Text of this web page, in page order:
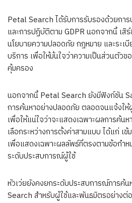
Petal Search ได้รับการรับรองด้วยกา
และการปฏิบัติตาม GDPR นอกจากนี้ เสิ
นโยบายความปลอดภัย กฎหมาย และระเ
บริการ เพื่อให้มั่นใจว่าความเป็นส่วนตัวข
คุ้มครอง
นอกจากนี้ Petal Search ยังมีฟังก์ชัน
การค้นหาอย่างปลอดภัย ตลอดจนแจ้งให้
เพื่อให้แน่ใจว่าจะแสดงเฉพาะผลการค้น
เลือกระหว่างการตั้งค่าสามแบบ ได้แก่ เ
เพื่อแสดงเฉพาะผลลัพธ์ที่ตรงตามข้อกำ
ระดับประสบการณ์ผู้ใช้
หัวเว่ยยังคงยกระดับประสบการณ์การค้
Search สำหรับผู้ใช้และพันธมิตรอย่างต่